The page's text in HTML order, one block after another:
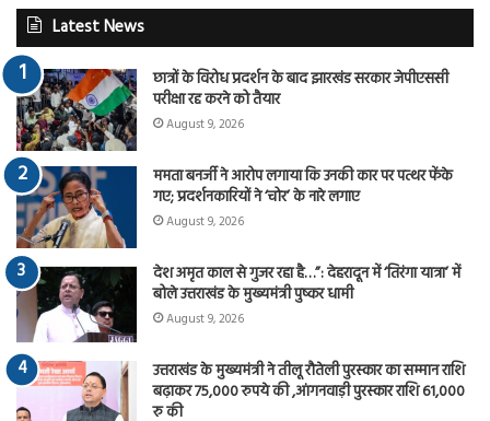
Latest News
छात्रों के विरोध प्रदर्शन के बाद झारखंड सरकार जेपीएससी
परीक्षा रद्द करने को तैयार
August 9, 2026
ममता बनर्जी ने आरोप लगाया कि उनकी कार पर पत्थर फेंके
गए; प्रदर्शनकारियों ने ‘चोर’ के नारे लगाए
August 9, 2026
देश अमृत काल से गुजर रहा है…”: देहरादून में ‘तिरंगा यात्रा’ में
बोले उत्तराखंड के मुख्यमंत्री पुष्कर धामी
August 9, 2026
उत्तराखंड के मुख्यमंत्री ने तीलू रौतेली पुरस्कार का सम्मान राशि
बढ़ाकर 75,000 रुपये की ,आंगनवाड़ी पुरस्कार राशि 61,000
रु की